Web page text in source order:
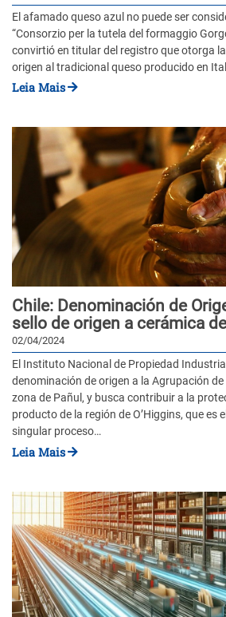
El afamado queso azul no puede ser
“Consorzio per la tutela del formaggio
convirtió en titular del registro que otorga
origen al tradicional queso producido en
Leia Mais
Chile: Denominación de
sello de origen a cerámica
02/04/2024
El Instituto Nacional de Propiedad
denominación de origen a la Agrupación
zona de Pañul, y busca contribuir a la
producto de la región de O’Higgins, que es
singular proceso…
Leia Mais